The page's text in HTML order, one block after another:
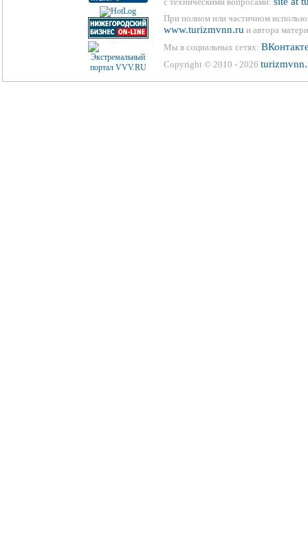
При полном или частичном
www.turizmvnn.ru и автора
Мы в социальных сетях:
Copyright © 2010 - 2026